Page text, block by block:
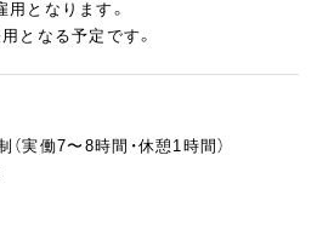
えてください！
となります。
となる予定です。
実働7〜8時間・休憩1時間）